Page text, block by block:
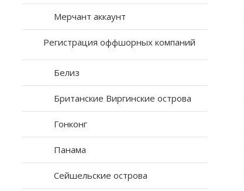
Мерчант аккаунт
Регистрация оффшорных компаний
Белиз
Британские Виргинские острова
Гонконг
Панама
Сейшельские острова